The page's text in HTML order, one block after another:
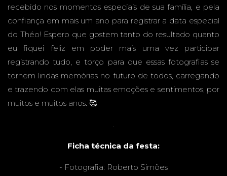
CAMPO
GRAND
E - MS
recebido nos momentos especiais de sua família, e pela
confiança em mais um ano para registrar a data especial
do Théo! Espero que gostem tanto do resultado quanto
eu fiquei feliz em poder mais uma vez participar
registrando tudo, e torço para que essas fotografias se
tornem lindas memórias no futuro de todos, carregando
e trazendo com elas muitas emoções e sentimentos, por
muitos e muitos anos. 🥰
.
Ficha técnica da festa:
- Fotografia: Roberto Simões